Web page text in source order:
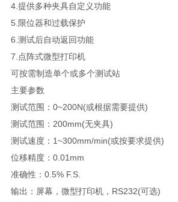
4. 提供多种夹具自定义功能
5. 限位器和过载保护
6. 测试后自动返回功能
7. 点阵式微型打印机
可按需制造单个或多个测试站
主要参数
测试范围： 0~200N(或根据需要提供)
测试范围： 200mm(无夹具)
测试速度： 1~300mm/min(或按要求提供)
位移精度： 0.01mm
准确性： 0.5% F.S.
输出：屏幕，微型打印机， RS232(可选)